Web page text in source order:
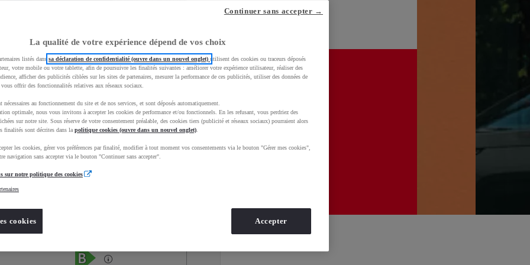
Services Concession
Occasions
La qualité de votre expérience dépend de vos choix
listés dans sa déclaration de confidentialité (ouvre dans un nouvel onglet) utilisent des cookies ou traceurs déposés
votre mobile ou votre tablette, afin de poursuivre les finalités suivantes : améliorer votre expérience utilisateur, réaliser des
afficher des publicités ciblées sur les sites de partenaires, mesurer la performance de ces publicités, utiliser des données de
offrir des fonctionnalités relatives aux réseaux sociaux.
nécessaires au fonctionnement du site et de nos services, et sont déposés automatiquement.
optimale, nous vous invitons à accepter les cookies de performance et/ou fonctionnels. En les refusant, vous perdriez des
sur notre site. Sous réserve de votre consentement préalable, des cookies tiers (publicité et réseaux sociaux) pourraient alors
finalités sont décrites dans la politique cookies (ouvre dans un nouvel onglet)
les cookies, gérer vos préférences par finalité, modifier à tout moment vos consentements via le bouton "Gérer mes cookies",
navigation sans accepter via le bouton "Continuer sans accepter".
sur notre politique des cookies
cookies
Continuer sans accepter →
Accepter